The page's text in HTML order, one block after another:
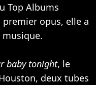
Top Albums
opus, elle a
musique.
baby tonight, le
deux tubes